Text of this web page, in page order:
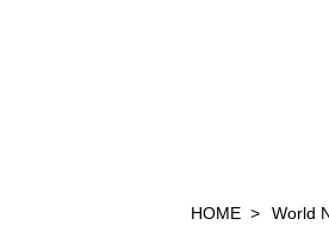
HOME World